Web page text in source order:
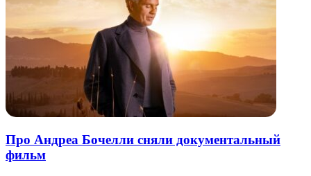
Про Андреа Бочелли сняли документальный
фильм